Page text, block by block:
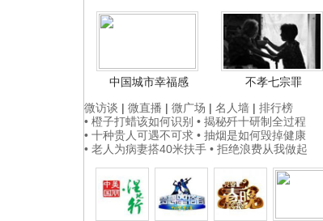
中国城市幸福感
不孝七宗罪
微访谈 | 微直播 | 微广场 | 名人墙 | 排行榜
• 橙子打蜡该如何识别 • 揭秘歼十研制全过程
• 十种贵人可遇不可求 • 抽烟是如何毁掉健康
• 老人为病妻搭40米扶手 • 拒绝浪费从我做起